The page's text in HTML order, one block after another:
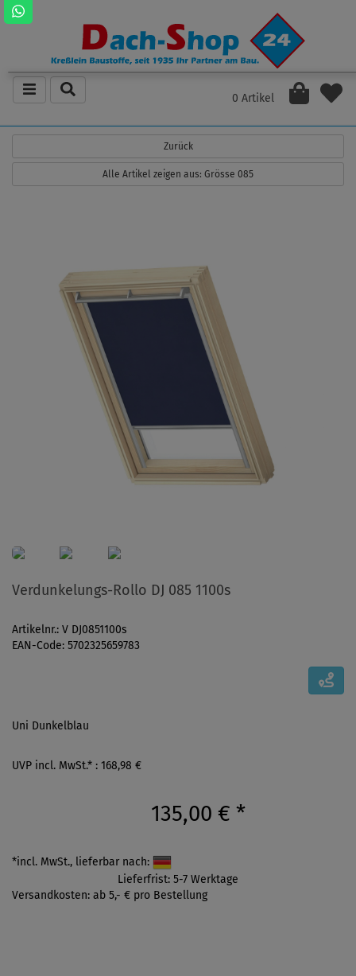
0 Artikel
Zurück
Alle Artikel zeigen aus: Grösse 085
Verdunkelungs-Rollo DJ 085 1100s
Artikelnr.: V DJ0851100s
EAN-Code: 5702325659783
Uni Dunkelblau
UVP incl. MwSt.* : 168,98 €
135,00 € *
*incl. MwSt., lieferbar nach:
Lieferfrist: 5-7 Werktage
Versandkosten: ab 5,- € pro Bestellung